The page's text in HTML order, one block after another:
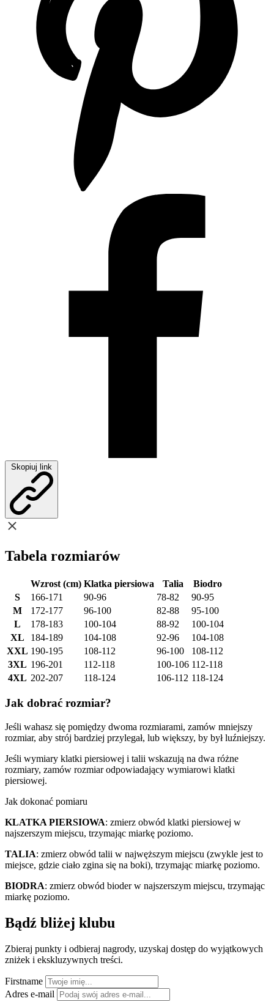
Skopiuj link
Tabela rozmiarów
Wzrost (cm) Klatka piersiowa Talia
Biodro
S
166-171 90-96 78-82
90-95
M
172-177 96-100 82-88
95-100
L
178-183 100-104 88-92
100-104
XL
184-189 104-108 92-96
104-108
XXL 190-195 108-112 96-100
108-112
3XL 196-201 112-118 100-106 112-118
4XL 202-207 118-124 106-112 118-124
Jak dobrać rozmiar?
Jeśli wahasz się pomiędzy dwoma rozmiarami, zamów mniejszy
rozmiar, aby strój bardziej przylegał, lub większy, by był luźniejszy.
Jeśli wymiary klatki piersiowej i talii wskazują na dwa różne
rozmiary, zamów rozmiar odpowiadający wymiarowi klatki
piersiowej.
Jak dokonać pomiaru
KLATKA PIERSIOWA: zmierz obwód klatki piersiowej w
najszerszym miejscu, trzymając miarkę poziomo.
TALIA: zmierz obwód talii w najwęższym miejscu (zwykle jest to
miejsce, gdzie ciało zgina się na boki), trzymając miarkę poziomo.
BIODRA: zmierz obwód bioder w najszerszym miejscu, trzymając
miarkę poziomo.
Bądź bliżej klubu
Zbieraj punkty i odbieraj nagrody, uzyskaj dostęp do wyjątkowych
zniżek i ekskluzywnych treści.
Firstname
Adres e-mail